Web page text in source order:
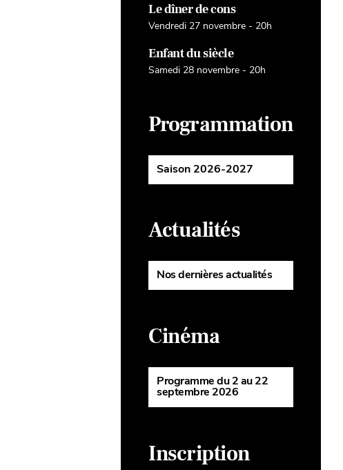
Le dîner de cons
Vendredi 27 novembre - 20h
Enfant du siècle
Samedi 28 novembre - 20h
Programmation
Saison 2026-2027
Actualités
Nos dernières actualités
Cinéma
Programme du 2 au 22
septembre 2026
Inscription